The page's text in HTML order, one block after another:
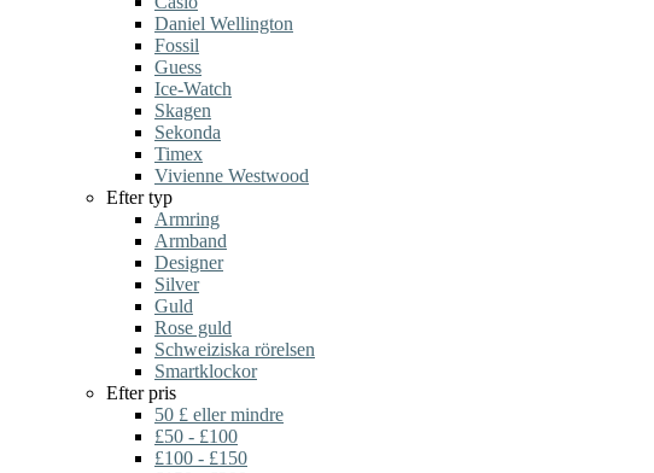
Daniel Wellington
Fossil
Guess
Ice-Watch
Skagen
Sekonda
Timex
Vivienne Westwood
Efter typ
Armring
Armband
Designer
Silver
Guld
Rose guld
Schweiziska rörelsen
Smartklockor
Efter pris
50 £ eller mindre
£50 - £100
£100 - £150